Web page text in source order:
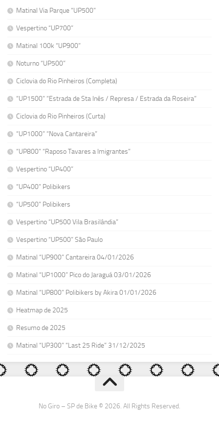
Matinal Via Parque “UP500”
Vespertino “UP700”
Matinal 100k “UP900”
Noturno “UP500”
Ciclovia do Rio Pinheiros (Completa)
“UP1500” “Estrada de Sta Inês / Represa / Estrada da Roseira”
Ciclovia do Rio Pinheiros (Curta)
“UP1000” “Nova Cantareira”
“UP800” “Raposo Tavares a Imigrantes”
Vespertino “UP400”
“UP400” Polibikers
“UP500” Polibikers
Vespertino “UP500 Vila Brasilândia”
Vespertino “UP500” São Paulo
Matinal “UP900” Cantareira 04/01/2026
Matinal “UP1000” Pico do Jaraguá 03/01/2026
Matinal “UP800” Polibikers by Akira 01/01/2026
Heatmap de 2025
Resumo de 2025
Matinal “UP300” “Last 25 Ride” 31/12/2025
No Giro – SP de Bike © 2026. All Rights Reserved.